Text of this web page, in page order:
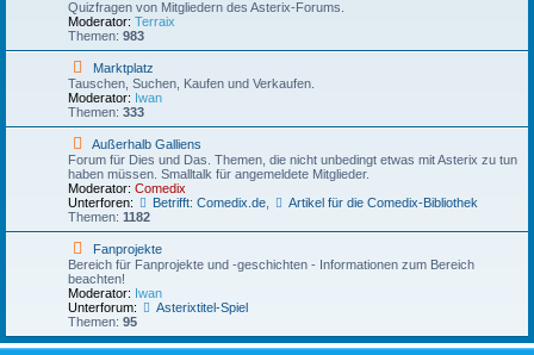
A
n
t
w
o
r
t
e
t
e
r
i
x
-
F
a
n
r
e
f
f
e
&
S
t
a
m
m
t
i
e
e
d
A
s
t
e
r
i
x
-
Q
u
i
z
Quizfragen von Mitgliedern des Asterix-Forums.
Moderator: Terraix
Themen: 983
F
e
e
d
M
a
r
k
t
p
l
a
z
Marktplatz
Tauschen, Suchen, Kaufen und Verkaufen.
Moderator: Iwan
Themen: 333
F
e
e
d
-
A
ß
e
r
h
a
l
b
G
Außerhalb Galliens
Forum für Dies und Das. Themen, die nicht unbedingt etwas mit Asterix zu tun
haben müssen. Smalltalk für angemeldete Mitglieder.
Moderator: Comedix
Unterforen:
Betrifft: Comedix.de,
Artikel für die Comedix-Bibliothek
Themen: 1182
F
e
e
d
-
F
n
Fanprojekte
Bereich für Fanprojekte und -geschichten - Informationen zum Bereich
beachten!
Moderator: Iwan
Unterforum:
Asterixtitel-Spiel
Themen: 95